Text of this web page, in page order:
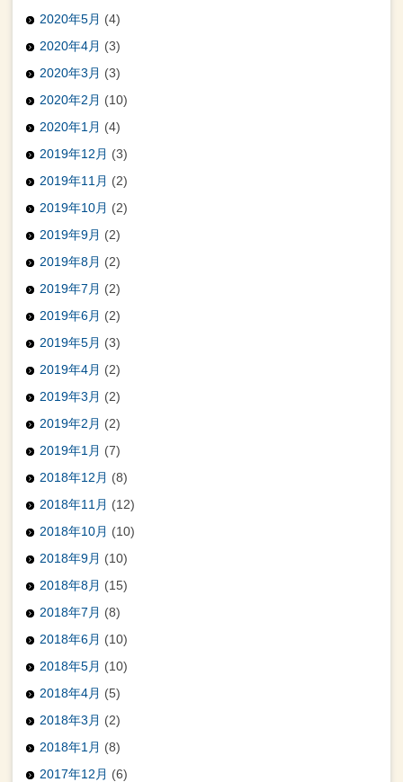
2020年5月 (4)
2020年4月 (3)
2020年3月 (3)
2020年2月 (10)
2020年1月 (4)
2019年12月 (3)
2019年11月 (2)
2019年10月 (2)
2019年9月 (2)
2019年8月 (2)
2019年7月 (2)
2019年6月 (2)
2019年5月 (3)
2019年4月 (2)
2019年3月 (2)
2019年2月 (2)
2019年1月 (7)
2018年12月 (8)
2018年11月 (12)
2018年10月 (10)
2018年9月 (10)
2018年8月 (15)
2018年7月 (8)
2018年6月 (10)
2018年5月 (10)
2018年4月 (5)
2018年3月 (2)
2018年1月 (8)
2017年12月 (6)